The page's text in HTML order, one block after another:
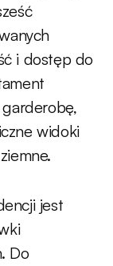
i dostęp do
garderobę,
widoki
jest
Do